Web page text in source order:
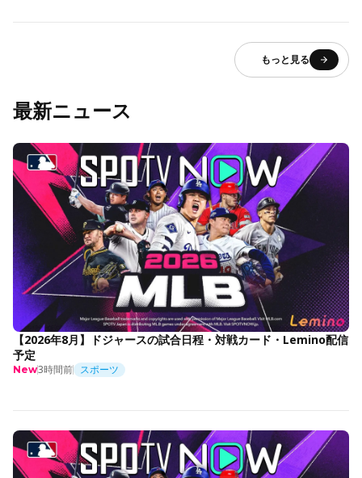
もっと見る
最新ニュース
【2026年8月】ドジャースの試合日程・対戦カード・Lemino配信
予定
New3時間前 スポーツ